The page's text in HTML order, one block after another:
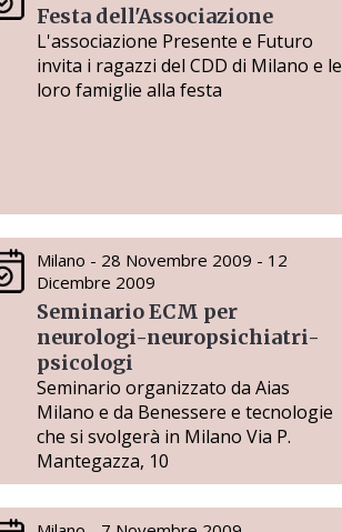
Festa dell'Associazione
L'associazione Presente e Futuro
invita i ragazzi del CDD di Milano e le
loro famiglie alla festa
Milano - 28 Novembre 2009 - 12
Dicembre 2009
Seminario ECM per
neurologi-neuropsichiatri-
psicologi
Seminario organizzato da Aias
Milano e da Benessere e tecnologie
che si svolgerà in Milano Via P.
Mantegazza, 10